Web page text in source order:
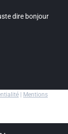
dire bonjour
| Mentions